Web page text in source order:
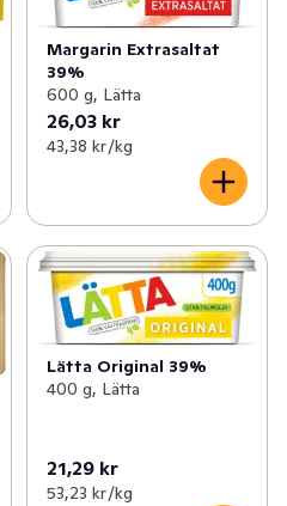
Margarin Extrasaltat
39%
600 g, Lätta
26,03 kr
43,38 kr /kg
Lätta Original 39%
400 g, Lätta
21,29 kr
53,23 kr /kg